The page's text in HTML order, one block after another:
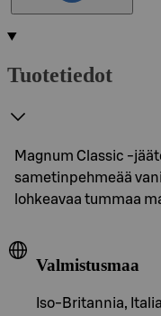
Tuotetiedot
Magnum Classic -
sametinpehmeää
lohkeavaa tummaa
Valmistusmaa
Iso-Britannia, Italia